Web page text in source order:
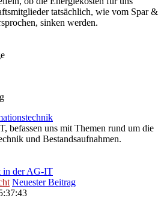
tatsächlich, wie vom Spar &
sinken werden.
befassen uns mit Themen rund um die
und Bestandsaufnahmen.
in der AG-IT
Neuester Beitrag